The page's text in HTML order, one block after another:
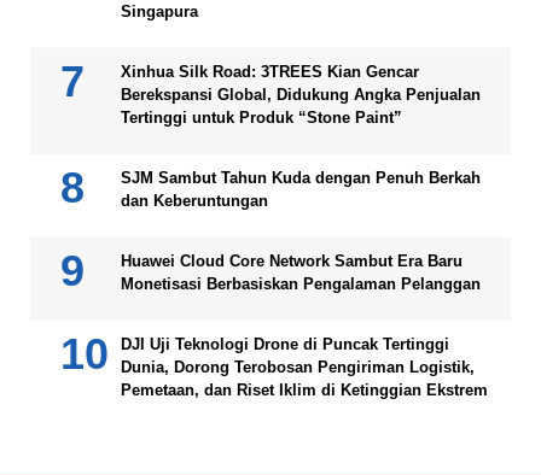
Singapura
Xinhua Silk Road: 3TREES Kian Gencar
Berekspansi Global, Didukung Angka Penjualan
Tertinggi untuk Produk “Stone Paint”
SJM Sambut Tahun Kuda dengan Penuh Berkah
dan Keberuntungan
Huawei Cloud Core Network Sambut Era Baru
Monetisasi Berbasiskan Pengalaman Pelanggan
DJI Uji Teknologi Drone di Puncak Tertinggi
Dunia, Dorong Terobosan Pengiriman Logistik,
Pemetaan, dan Riset Iklim di Ketinggian Ekstrem